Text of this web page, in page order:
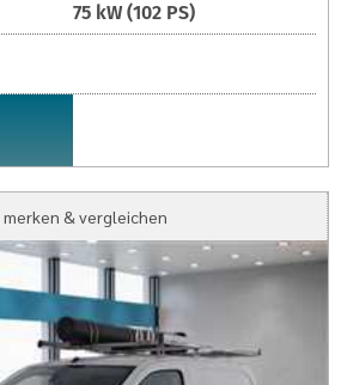
75 kW (102 PS)
Peugeot
Partner
Partner
Kasten
Premium
BlueHDI
merken & vergleichen